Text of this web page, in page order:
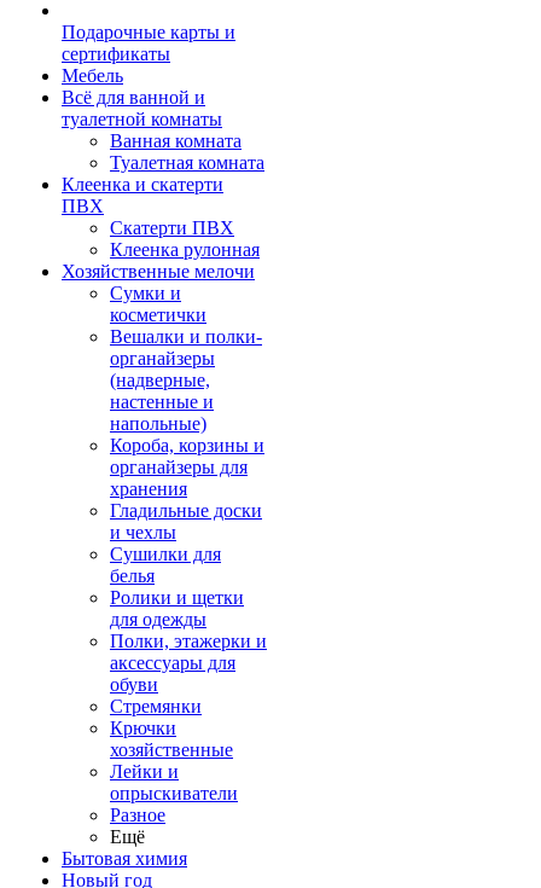
Подарочные карты и
сертификаты
Мебель
Всё для ванной и
туалетной комнаты
Ванная комната
Туалетная комната
Клеенка и скатерти
ПВХ
Скатерти ПВХ
Клеенка рулонная
Хозяйственные мелочи
Сумки и
косметички
Вешалки и полки-
органайзеры
(надверные,
настенные и
напольные)
Короба, корзины и
органайзеры для
хранения
Гладильные доски
и чехлы
Сушилки для
белья
Ролики и щетки
для одежды
Полки, этажерки и
аксессуары для
обуви
Стремянки
Крючки
хозяйственные
Лейки и
опрыскиватели
Разное
Ещё
Бытовая химия
Новый год